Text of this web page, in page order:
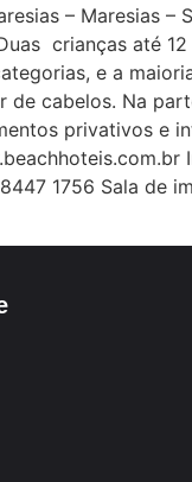
– Maresias
crianças até
e a
cabelos. Na
privativos e
1756 Sala de